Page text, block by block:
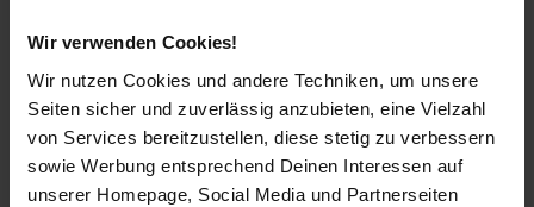
Wir verwenden Cookies!
Wir nutzen Cookies und andere Techniken, um unsere
Seiten sicher und zuverlässig anzubieten, eine Vielzahl
von Services bereitzustellen, diese stetig zu verbessern
sowie Werbung entsprechend Deinen Interessen auf
unserer Homepage, Social Media und Partnerseiten
PAYBACK
Payback Punkte Basis°Punkte:
50
Extra°Punkte:
0